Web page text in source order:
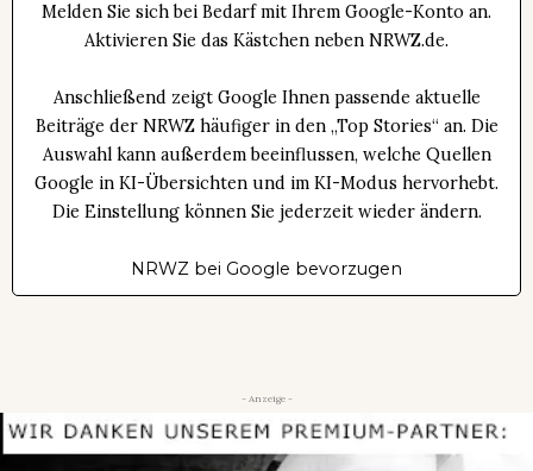
Melden Sie sich bei Bedarf mit Ihrem Google-Konto an.
Aktivieren Sie das Kästchen neben NRWZ.de.
Anschließend zeigt Google Ihnen passende aktuelle
Beiträge der NRWZ häufiger in den „Top Stories“ an. Die
Auswahl kann außerdem beeinflussen, welche Quellen
Google in KI-Übersichten und im KI-Modus hervorhebt.
Die Einstellung können Sie jederzeit wieder ändern.
NRWZ bei Google bevorzugen
- Anzeige -